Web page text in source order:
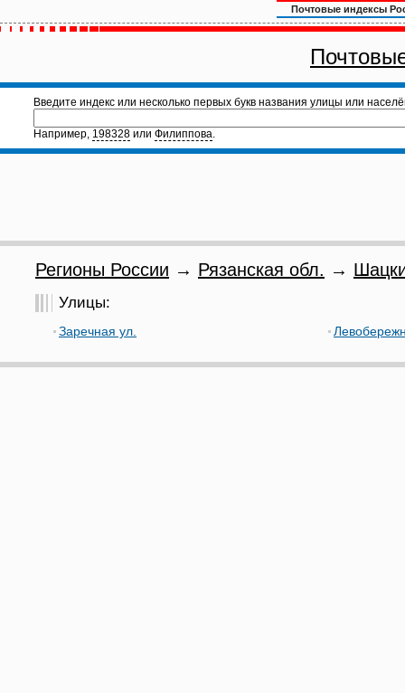
Почтовые индексы
Введите индекс или несколько первых букв названия улицы или
Например, 198328 или Филиппова.
Регионы России → Рязанская обл. →
Улицы:
Заречная ул.